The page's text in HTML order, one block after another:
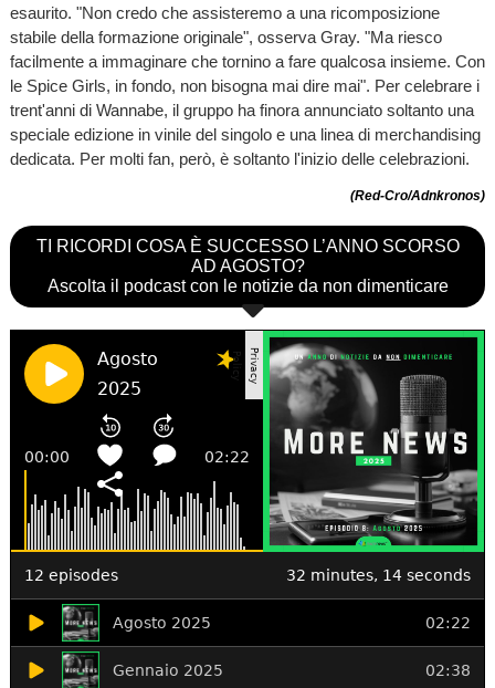
esaurito. "Non credo che assisteremo a una ricomposizione
stabile della formazione originale", osserva Gray. "Ma riesco
facilmente a immaginare che tornino a fare qualcosa insieme. Con
le Spice Girls, in fondo, non bisogna mai dire mai". Per celebrare i
trent'anni di Wannabe, il gruppo ha finora annunciato soltanto una
speciale edizione in vinile del singolo e una linea di merchandising
dedicata. Per molti fan, però, è soltanto l'inizio delle celebrazioni.
(Red-Cro/Adnkronos)
TI RICORDI COSA È SUCCESSO L’ANNO SCORSO
AD AGOSTO?
Ascolta il podcast con le notizie da non dimenticare